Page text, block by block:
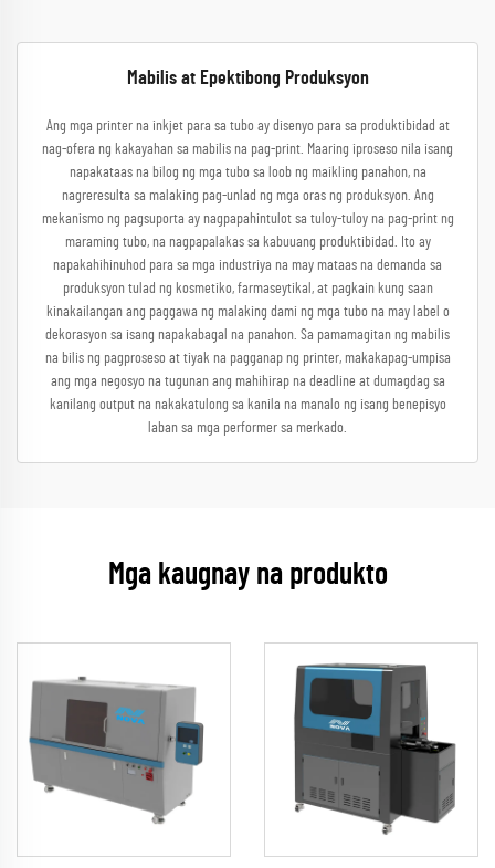
Mabilis at Epektibong Produksyon
Ang mga printer na inkjet para sa tubo ay disenyo para sa produktibidad at
nag-ofera ng kakayahan sa mabilis na pag-print. Maaring iproseso nila isang
napakataas na bilog ng mga tubo sa loob ng maikling panahon, na
nagreresulta sa malaking pag-unlad ng mga oras ng produksyon. Ang
mekanismo ng pagsuporta ay nagpapahintulot sa tuloy-tuloy na pag-print ng
maraming tubo, na nagpapalakas sa kabuuang produktibidad. Ito ay
napakahihinuhod para sa mga industriya na may mataas na demanda sa
produksyon tulad ng kosmetiko, farmaseytikal, at pagkain kung saan
kinakailangan ang paggawa ng malaking dami ng mga tubo na may label o
dekorasyon sa isang napakabagal na panahon. Sa pamamagitan ng mabilis
na bilis ng pagproseso at tiyak na pagganap ng printer, makakapag-umpisa
ang mga negosyo na tugunan ang mahihirap na deadline at dumagdag sa
kanilang output na nakakatulong sa kanila na manalo ng isang benepisyo
laban sa mga performer sa merkado.
Mga kaugnay na produkto